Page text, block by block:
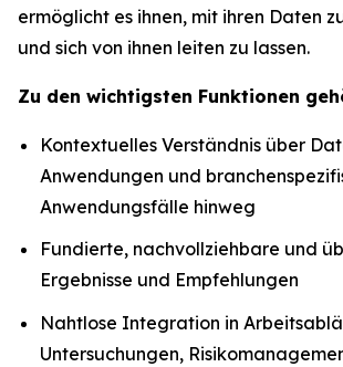
ermöglicht es ihnen, mit ihren Daten
und sich von ihnen leiten zu lassen.
Zu den wichtigsten Funktionen
Kontextuelles Verständnis über
Anwendungen und
Anwendungsfälle hinweg
Fundierte, nachvollziehbare und
Ergebnisse und Empfehlungen
Nahtlose Integration in
Untersuchungen,